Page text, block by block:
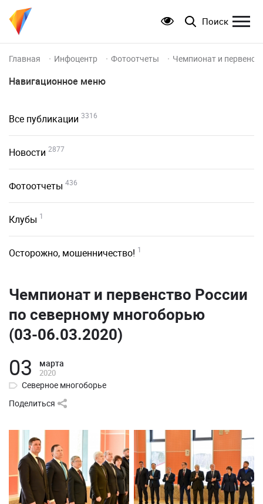
Поиск
Главная Инфоцентр Фотоотчеты Чемпионат и
Навигационное меню
Все публикации 3316
Новости 2877
Фотоотчеты 436
Клубы 1
Осторожно, мошенничество! 1
Чемпионат и первенство России
по северному многоборью
(03-06.03.2020)
03 марта
2020
Северное многоборье
Поделиться